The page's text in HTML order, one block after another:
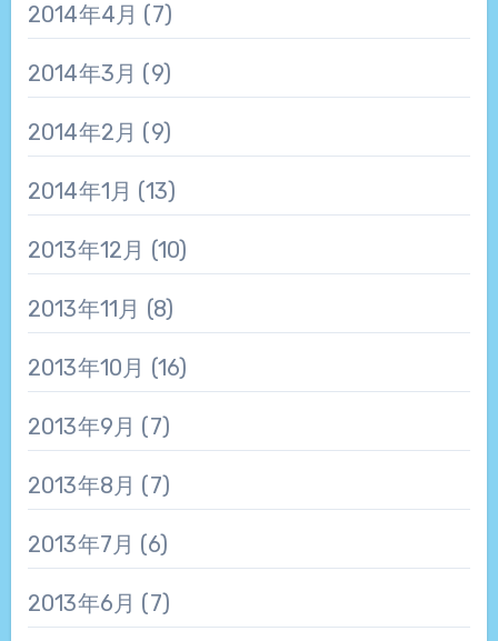
2014年4月 (7)
2014年3月 (9)
2014年2月 (9)
2014年1月 (13)
2013年12月 (10)
2013年11月 (8)
2013年10月 (16)
2013年9月 (7)
2013年8月 (7)
2013年7月 (6)
2013年6月 (7)